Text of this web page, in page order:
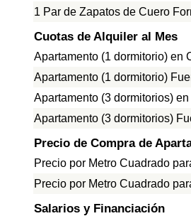
1 Par de Zapatos de Cuero
Cuotas de Alquiler al Mes
Apartamento (1 dormitorio) en
Apartamento (1 dormitorio)
Apartamento (3 dormitorios)
Apartamento (3 dormitorios)
Precio de Compra de
Precio por Metro Cuadrado
Precio por Metro Cuadrado
Salarios y Financiación